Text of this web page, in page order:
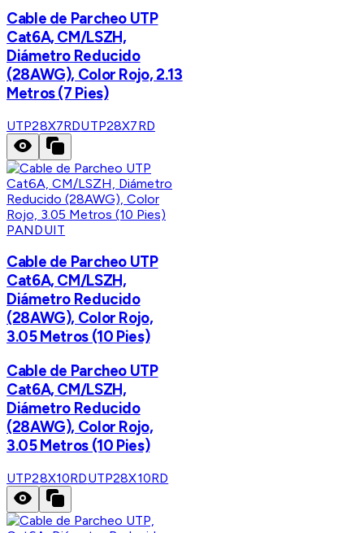
Cable de Parcheo UTP
Cat6A, CM/LSZH,
Diámetro Reducido
(28AWG), Color Rojo, 2.13
Metros (7 Pies)
UTP28X7RDUTP28X7RD
PANDUIT
Cable de Parcheo UTP
Cat6A, CM/LSZH,
Diámetro Reducido
(28AWG), Color Rojo,
3.05 Metros (10 Pies)
Cable de Parcheo UTP
Cat6A, CM/LSZH,
Diámetro Reducido
(28AWG), Color Rojo,
3.05 Metros (10 Pies)
UTP28X10RDUTP28X10RD